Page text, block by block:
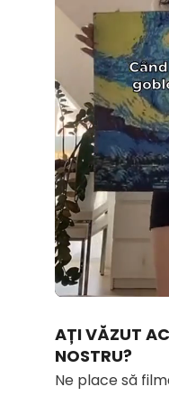
Unmute
AȚI VĂZUT
NOSTRU?
Ne place să